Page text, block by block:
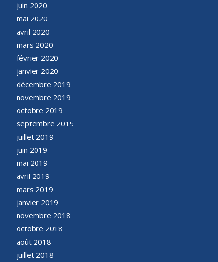
juin 2020
mai 2020
avril 2020
mars 2020
février 2020
janvier 2020
décembre 2019
novembre 2019
octobre 2019
septembre 2019
juillet 2019
juin 2019
mai 2019
avril 2019
mars 2019
janvier 2019
novembre 2018
octobre 2018
août 2018
juillet 2018